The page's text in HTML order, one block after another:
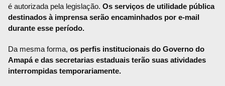
é autorizada pela legislação. Os serviços de utilidade pública
destinados à imprensa serão encaminhados por e-mail
durante esse período.
Da mesma forma, os perfis institucionais do Governo do
Amapá e das secretarias estaduais terão suas atividades
interrompidas temporariamente.